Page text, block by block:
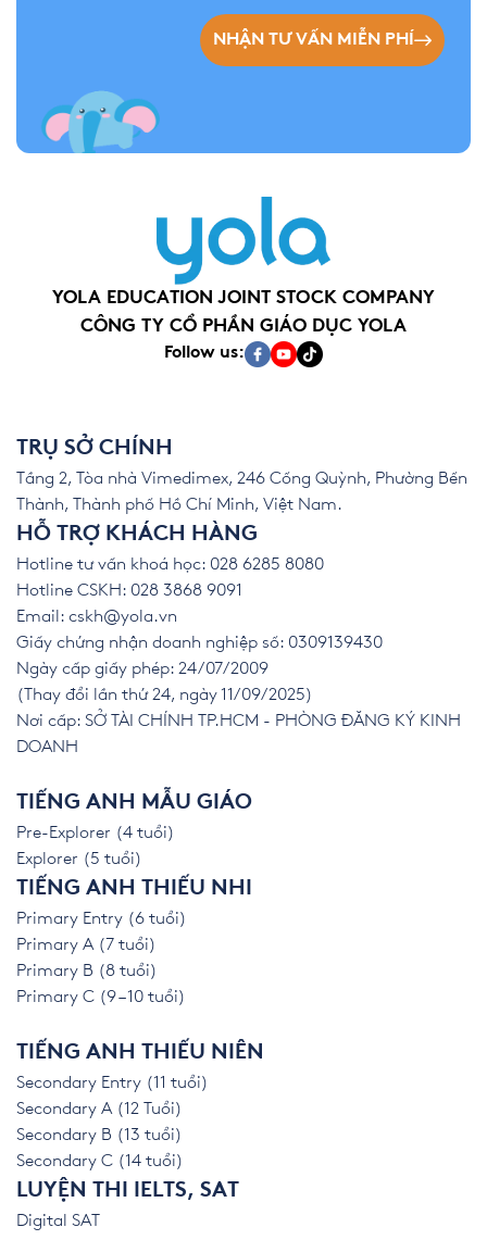
NHẬN TƯ VẤN MIỄN PHÍ
YOLA EDUCATION JOINT STOCK COMPANY
CÔNG TY CỔ PHẦN GIÁO DỤC YOLA
Follow us:
TRỤ SỞ CHÍNH
Tầng 2, Tòa nhà Vimedimex, 246 Cống Quỳnh, Phường Bến
Thành, Thành phố Hồ Chí Minh, Việt Nam.
HỖ TRỢ KHÁCH HÀNG
Hotline tư vấn khoá học: 028 6285 8080
Hotline CSKH: 028 3868 9091
Email: cskh@yola.vn
Giấy chứng nhận doanh nghiệp số: 0309139430
Ngày cấp giấy phép: 24/07/2009
(Thay đổi lần thứ 24, ngày 11/09/2025)
Nơi cấp: SỞ TÀI CHÍNH TP.HCM - PHÒNG ĐĂNG KÝ KINH
DOANH
TIẾNG ANH MẪU GIÁO
Pre-Explorer (4 tuổi)
Explorer (5 tuổi)
TIẾNG ANH THIẾU NHI
Primary Entry (6 tuổi)
Primary A (7 tuổi)
Primary B (8 tuổi)
Primary C (9 – 10 tuổi)
TIẾNG ANH THIẾU NIÊN
Secondary Entry (11 tuổi)
Secondary A (12 Tuổi)
Secondary B (13 tuổi)
Secondary C (14 tuổi)
LUYỆN THI IELTS, SAT
Digital SAT